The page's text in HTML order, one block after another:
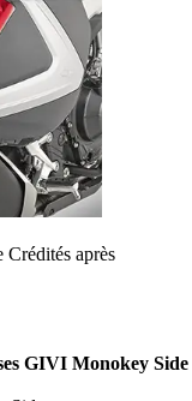
Crédités après
GIVI Monokey Side